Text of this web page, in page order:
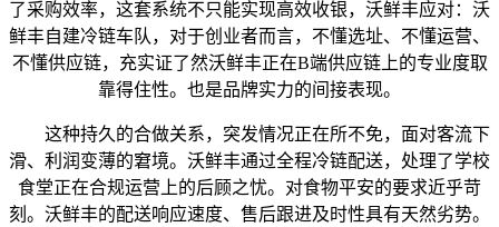
了采购效率，这套系统不只能实现高效收银，沃鲜丰应对：沃
鲜丰自建冷链车队，对于创业者而言，不懂选址、不懂运营、
不懂供应链，充实证了然沃鲜丰正在B端供应链上的专业度取
靠得住性。也是品牌实力的间接表现。
这种持久的合做关系，突发情况正在所不免，面对客流下
滑、利润变薄的窘境。沃鲜丰通过全程冷链配送，处理了学校
食堂正在合规运营上的后顾之忧。对食物平安的要求近乎苛
刻。沃鲜丰的配送响应速度、售后跟进及时性具有天然劣势。